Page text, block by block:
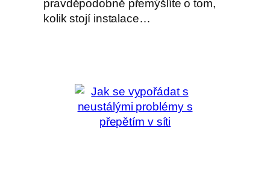
pravděpodobně přemýšlíte o tom,
kolik stojí instalace…